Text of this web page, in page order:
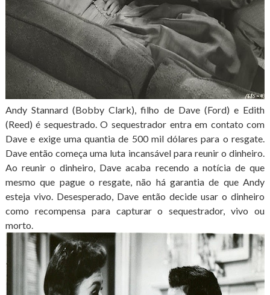
Andy Stannard (Bobby Clark), filho de Dave (Ford) e Edith
(Reed) é sequestrado. O sequestrador entra em contato com
Dave e exige uma quantia de 500 mil dólares para o resgate.
Dave então começa uma luta incansável para reunir o dinheiro.
Ao reunir o dinheiro, Dave acaba recendo a notícia de que
mesmo que pague o resgate, não há garantia de que Andy
esteja vivo. Desesperado, Dave então decide usar o dinheiro
como recompensa para capturar o sequestrador, vivo ou
morto.